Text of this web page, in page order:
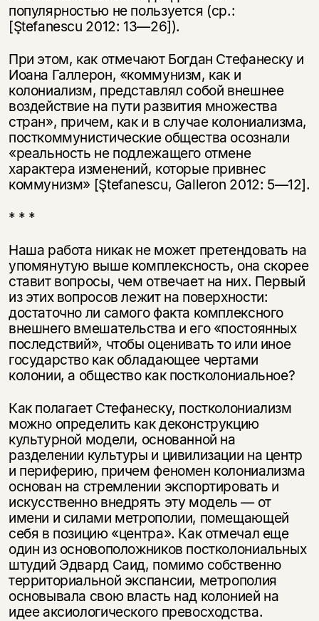
популярностью не пользуется (ср.:
[Ştefanescu 2012: 13—26]).
При этом, как отмечают Богдан Стефанеску и
Иоана Галлерон, «коммунизм, как и
колониализм, представлял собой внешнее
воздействие на пути развития множества
стран», причем, как и в случае колониализма,
посткоммунистические общества осознали
«реальность не подлежащего отмене
характера изменений, которые привнес
коммунизм» [Ştefanescu, Galleron 2012: 5—12].
* * *
Наша работа никак не может претендовать на
упомянутую выше комплексность, она скорее
ставит вопросы, чем отвечает на них. Первый
из этих вопросов лежит на поверхности:
достаточно ли самого факта комплексного
внешнего вмешательства и его «постоянных
последствий», чтобы оценивать то или иное
государство как обладающее чертами
колонии, а общество как постколониальное?
Как полагает Стефанеску, постколониализм
можно определить как деконструкцию
культурной модели, основанной на
разделении культуры и цивилизации на центр
и периферию, причем феномен колониализма
основан на стремлении экспортировать и
искусственно внедрять эту модель — от
имени и силами метрополии, помещающей
себя в позицию «центра». Как отмечал еще
один из основоположников постколониальных
штудий Эдвард Саид, помимо собственно
территориальной экспансии, метрополия
основывала свою власть над колонией на
идее аксиологического превосходства.